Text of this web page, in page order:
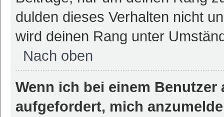
dulden dieses Verhalten nicht
wird deinen Rang unter
Nach oben
Wenn ich bei einem
aufgefordert, mich